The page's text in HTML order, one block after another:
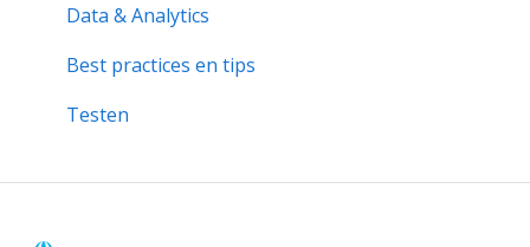
Data & Analytics
Geavanceerde trainingen
Best practices
Data & Analytics
Best practices en tips
Testen